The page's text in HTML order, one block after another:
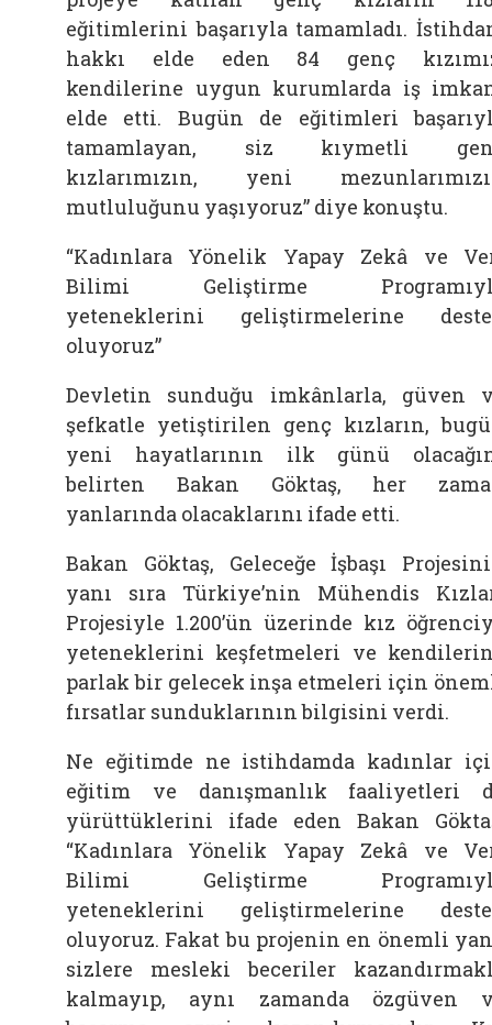
eğitimlerini başarıyla tamamladı.
hakkı elde eden 84 genç
kendilerine uygun kurumlarda iş
elde etti. Bugün de eğitimleri
tamamlayan, siz kıymetli
kızlarımızın, yeni
mutluluğunu yaşıyoruz” diye konuştu.
“Kadınlara Yönelik Yapay Zekâ ve
Bilimi Geliştirme
yeteneklerini geliştirmelerine
oluyoruz”
Devletin sunduğu imkânlarla, güven
şefkatle yetiştirilen genç kızların,
yeni hayatlarının ilk günü
belirten Bakan Göktaş, her
yanlarında olacaklarını ifade etti.
Bakan Göktaş, Geleceğe İşbaşı
yanı sıra Türkiye’nin Mühendis
Projesiyle 1.200’ün üzerinde kız
yeteneklerini keşfetmeleri ve
parlak bir gelecek inşa etmeleri için
fırsatlar sunduklarının bilgisini verdi.
Ne eğitimde ne istihdamda kadınlar
eğitim ve danışmanlık faaliyetleri
yürüttüklerini ifade eden Bakan
“Kadınlara Yönelik Yapay Zekâ ve
Bilimi Geliştirme
yeteneklerini geliştirmelerine
oluyoruz. Fakat bu projenin en önemli
sizlere mesleki beceriler
kalmayıp, aynı zamanda özgüven